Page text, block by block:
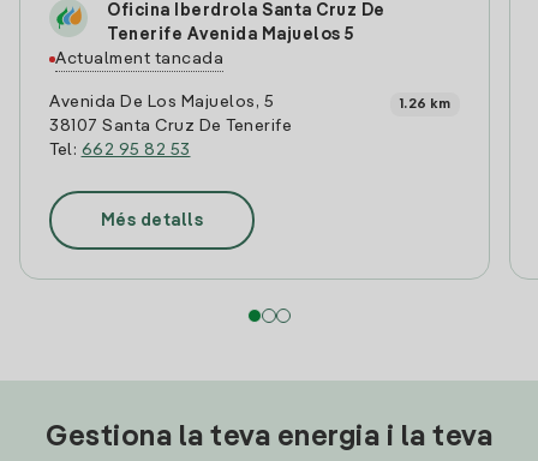
Oficina Iberdrola Santa Cruz De
Tenerife Avenida Majuelos 5
Actualment tancada
Avenida De Los Majuelos, 5
38107 Santa Cruz De Tenerife
Tel: 662 95 82 53
1.26 km
Més detalls
Gestiona la teva energia i la teva